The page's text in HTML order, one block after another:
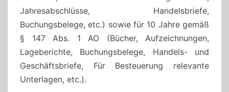
Jahresabschlüsse, Handelsbriefe,
Buchungsbelege, etc.) sowie für 10 Jahre gemäß
§ 147 Abs. 1 AO (Bücher, Aufzeichnungen,
Lageberichte, Buchungsbelege, Handels- und
Geschäftsbriefe, Für Besteuerung relevante
Unterlagen, etc.).